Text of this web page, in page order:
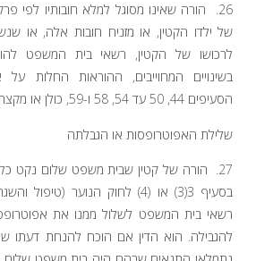
26. הורה שאינו מסוגל למלא חובותיו לפי
של ילדו הקטין, או מזניח חובות אלה, או
לרכושו של הקטין, רשאי בית המשפט
בשינויים המחוייבים, ההוראות החלות על
הסעיפים 44, 50 עד 54, 58 ו-59, כולן או מקצתן.
שלילת האפוטרופסות או הגבלתה
27. הורה של קטין שבית משפט שלום נקט
רשאי בית המשפט לשלול ממנו את
להגבילה. הוא הדין אם הוכח להנחת דעתו